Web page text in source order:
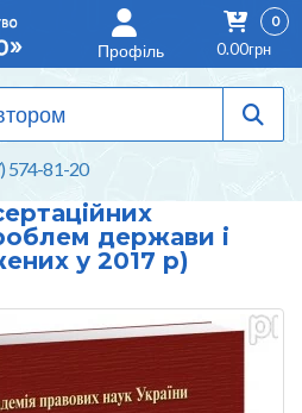
574-81-20
Профіль
0
0.00грн
держави і
у 2017 р)